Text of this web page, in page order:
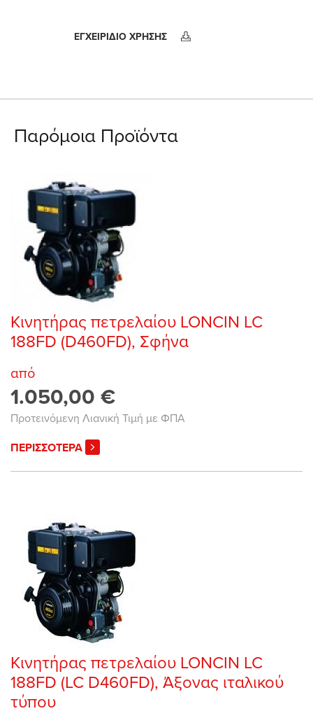
ΕΓΧΕΙΡΙΔΙΟ ΧΡΗΣΗΣ
Παρόμοια Προϊόντα
Κινητήρας πετρελαίου LONCIN LC
188FD (D460FD), Σφήνα
από
1.050,00 €
Προτεινόμενη Λιανική Τιμή με ΦΠΑ
ΠΕΡΙΣΣΟΤΕΡΑ
Κινητήρας πετρελαίου LONCIN LC
188FD (LC D460FD), Άξονας ιταλικού
τύπου